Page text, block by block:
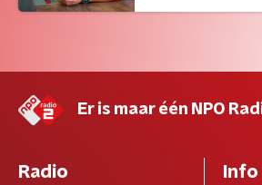
Er is maar één NPO
Radio Info